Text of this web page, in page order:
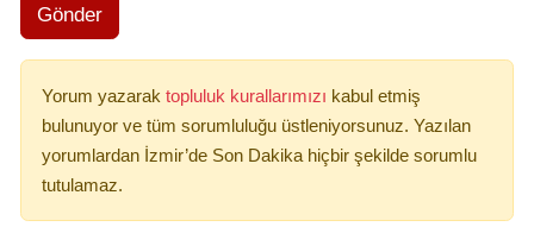
Gönder
Yorum yazarak topluluk kurallarımızı kabul etmiş
bulunuyor ve tüm sorumluluğu üstleniyorsunuz. Yazılan
yorumlardan İzmir’de Son Dakika hiçbir şekilde sorumlu
tutulamaz.